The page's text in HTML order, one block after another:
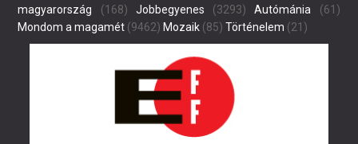
magyarország (168) Jobbegyenes (3293) Autómánia (61)
Mondom a magamét (9462) Mozaik (85) Történelem (21)